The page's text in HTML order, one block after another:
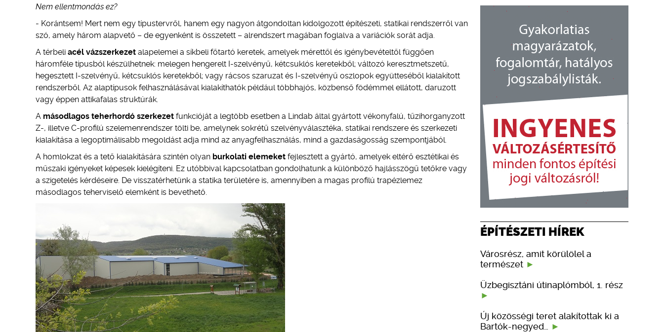
Nem ellentmondás ez?
- Korántsem! Mert nem egy típustervről, hanem egy nagyon átgondoltan kidolgozott építészeti, statikai rendszerről van
szó, amely három alapvető – de egyenként is összetett – alrendszert magában foglalva a variációk sorát adja.
A térbeli acél vázszerkezet alapelemei a síkbeli főtartó keretek, amelyek mérettől és igénybevételtől függően
háromféle típusból készülhetnek: melegen hengerelt I-szelvényű, kétcsuklós keretekből; változó keresztmetszetű,
hegesztett I-szelvényű, kétcsuklós keretekből; vagy rácsos szaruzat és I-szelvényű oszlopok együtteséből kialakított
rendszerből. Az alaptípusok felhasználásával kialakíthatók például többhajós, közbenső födémmel ellátott, daruzott
vagy éppen attikafalas struktúrák.
A másodlagos teherhordó szerkezet funkcióját a legtöbb esetben a Lindab által gyártott vékonyfalú, tűzihorganyzott
Z-, illetve C-profilú szelemenrendszer tölti be, amelynek sokrétű szelvényválasztéka, statikai rendszere és szerkezeti
kialakítása a legoptimálisabb megoldást adja mind az anyagfelhasználás, mind a gazdaságosság szempontjából.
A homlokzat és a tető kialakítására szintén olyan burkolati elemeket fejlesztett a gyártó, amelyek eltérő esztétikai és
műszaki igényeket képesek kielégíteni. Ez utóbbival kapcsolatban gondolhatunk a különböző hajlásszögű tetőkre vagy
a szigetelés kérdéseire. De visszatérhetünk a statika területére is, amennyiben a magas profilú trapézlemez
másodlagos teherviselő elemként is bevethető.
ÉPÍTÉSZETI HÍREK
Városrész, amit körülölel a
természet
Üzbegisztáni útinaplómból, 1. rész
Új közösségi teret alakítottak ki a
Bartók-negyed…